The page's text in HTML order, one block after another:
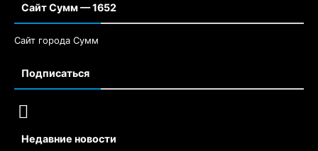
Сайт Сумм — 1652
Сайт города Сумм
Подписаться
Недавние новости